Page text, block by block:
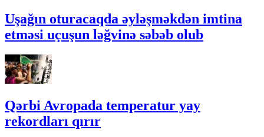
Uşağın oturacaqda əyləşməkdən imtina
etməsi uçuşun ləğvinə səbəb olub
Qərbi Avropada temperatur yay
rekordları qırır